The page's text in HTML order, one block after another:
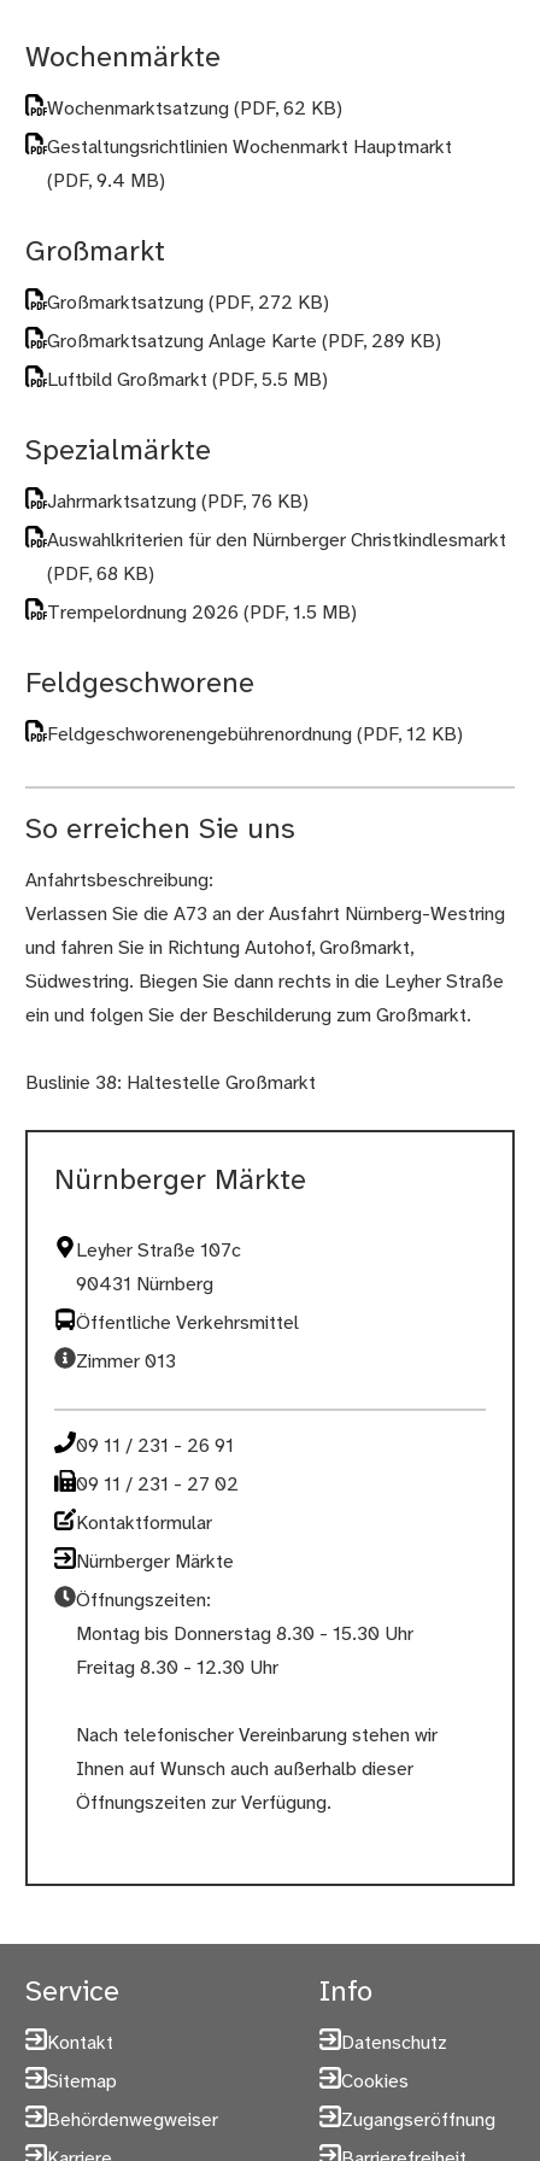
Wochenmärkte
Wochenmarktsatzung(PDF, 62 KB)
Gestaltungsrichtlinien Wochenmarkt Hauptmarkt
(PDF, 9.4 MB)
Großmarkt
Großmarktsatzung(PDF, 272 KB)
Großmarktsatzung Anlage Karte(PDF, 289 KB)
Luftbild Großmarkt(PDF, 5.5 MB)
Spezialmärkte
Jahrmarktsatzung(PDF, 76 KB)
Auswahlkriterien für den Nürnberger Christkindlesmarkt
(PDF, 68 KB)
Trempelordnung 2026(PDF, 1.5 MB)
Feldgeschworene
Feldgeschworenengebührenordnung(PDF, 12 KB)
So erreichen Sie uns
Anfahrtsbeschreibung:
Verlassen Sie die A73 an der Ausfahrt Nürnberg-Westring
und fahren Sie in Richtung Autohof, Großmarkt,
Südwestring. Biegen Sie dann rechts in die Leyher Straße
ein und folgen Sie der Beschilderung zum Großmarkt.
Buslinie 38: Haltestelle Großmarkt
Nürnberger Märkte
Leyher Straße 107c
90431 Nürnberg
Öffentliche Verkehrsmittel
Zimmer 013
09 11 / 231 - 26 91
09 11 / 231 - 27 02
Kontaktformular
Nürnberger Märkte
Öffnungszeiten:
Montag bis Donnerstag 8.30 - 15.30 Uhr
Freitag 8.30 - 12.30 Uhr
Nach telefonischer Vereinbarung stehen wir
Ihnen auf Wunsch auch außerhalb dieser
Öffnungszeiten zur Verfügung.
Service
Kontakt
Sitemap
Behördenwegweiser
Info
Datenschutz
Cookies
Zugangseröffnung